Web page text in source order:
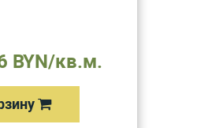
BYN/кв.м.